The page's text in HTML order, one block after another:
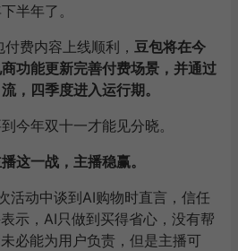
半年了。
费内容上线顺利， 豆包将在今
功能更新完善付费场景，并通过
，四季度进入运行期。
今年双十一才能见分晓。
这一战，主播稳赢。
活动中谈到AI购物时直言，信任
示，AI只做到买得省心，没有帮
必能为用户负责，但是主播可